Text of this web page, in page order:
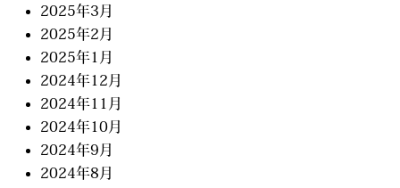
2025年3月
2025年2月
2025年1月
2024年12月
2024年11月
2024年10月
2024年9月
2024年8月